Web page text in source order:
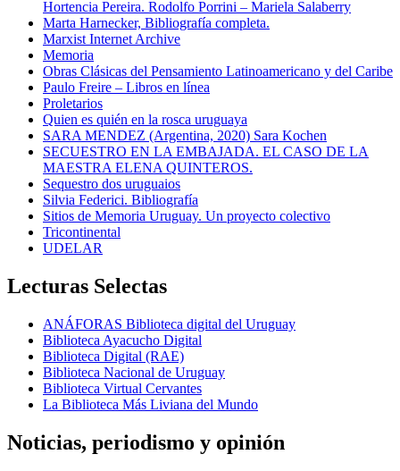
Hortencia Pereira. Rodolfo Porrini – Mariela Salaberry
Marta Harnecker, Bibliografía completa.
Marxist Internet Archive
Memoria
Obras Clásicas del Pensamiento Latinoamericano y del Caribe
Paulo Freire – Libros en línea
Proletarios
Quien es quién en la rosca uruguaya
SARA MENDEZ (Argentina, 2020) Sara Kochen
SECUESTRO EN LA EMBAJADA. EL CASO DE LA
MAESTRA ELENA QUINTEROS.
Sequestro dos uruguaios
Silvia Federici. Bibliografía
Sitios de Memoria Uruguay. Un proyecto colectivo
Tricontinental
UDELAR
Lecturas Selectas
ANÁFORAS Biblioteca digital del Uruguay
Biblioteca Ayacucho Digital
Biblioteca Digital (RAE)
Biblioteca Nacional de Uruguay
Biblioteca Virtual Cervantes
La Biblioteca Más Liviana del Mundo
Noticias, periodismo y opinión